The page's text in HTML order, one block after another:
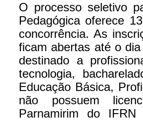
O processo seletivo
Pedagógica oferece
concorrência. As
ficam abertas até o
destinado a
tecnologia,
Educação Básica,
não possuem
Parnamirim do